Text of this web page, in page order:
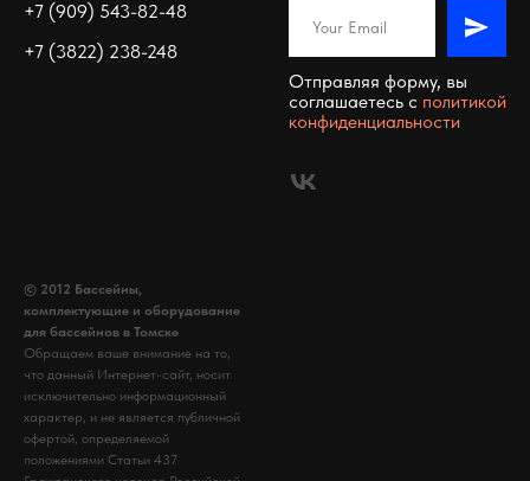
+7 (909) 543-82-48
+7 (3822) 238-248
Отправляя форму, вы
соглашаетесь c политикой
конфиденциальности
© 2012 Бассейны,
комплектующие и оборудование
для бассейнов в Томске
Обращаем ваше внимание на то,
что данный Интернет-сайт, носит
исключительно информационный
характер, и не является публичной
офертой, определяемой
положениями Статьи 437